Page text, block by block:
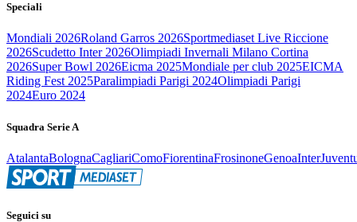
Speciali
Mondiali 2026Roland Garros 2026Sportmediaset Live Riccione
2026Scudetto Inter 2026Olimpiadi Invernali Milano Cortina
2026Super Bowl 2026Eicma 2025Mondiale per club 2025EICMA
Riding Fest 2025Paralimpiadi Parigi 2024Olimpiadi Parigi
2024Euro 2024
Squadra Serie A
AtalantaBolognaCagliariComoFiorentinaFrosinoneGenoaInter
Seguici su